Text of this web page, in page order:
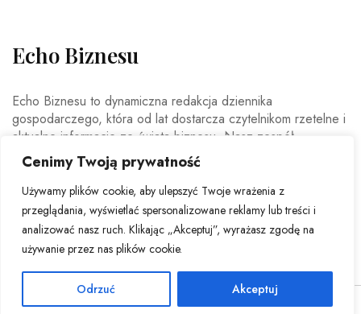
Cenimy Twoją prywatność
Używamy plików cookie, aby ulepszyć Twoje wrażenia z
przeglądania, wyświetlać spersonalizowane reklamy lub treści i
analizować nasz ruch. Klikając „Akceptuj”, wyrażasz zgodę na
używanie przez nas plików cookie.
Odrzuć Akceptuj
Echo Biznesu
Echo Biznesu to dynamiczna redakcja dziennika
gospodarczego, która od lat dostarcza czytelnikom rzetelne i
aktualne informacje ze świata biznesu. Nasz zespół
doświadczonych dziennikarzy i ekspertów ekonomicznych
codziennie analizuje najważniejsze wydarzenia rynkowe,
trendy gospodarcze oraz decyzje mające wpływ na polską i
światową ekonomię.
© Copyright 2026 - Echo Biznesu . All Rights Reserved